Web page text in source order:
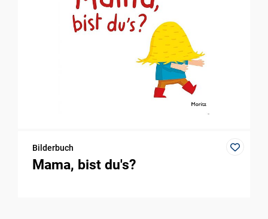
Bilderbuch
Mama, bist du's?